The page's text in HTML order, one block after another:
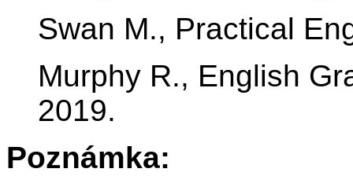
Swan M., Practical
Murphy R., English
2019.
Poznámka: